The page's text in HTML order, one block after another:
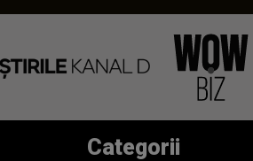
Categorii